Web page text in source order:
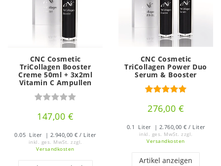
CNC Cosmetic
TriCollagen Booster
Creme 50ml + 3x2ml
Vitamin C Ampullen
147,00 €
0.05 Liter | 2.940,00 € / Liter
inkl. ges. MwSt. zzgl.
Versandkosten
CNC Cosmetic
TriCollagen Power Duo
Serum & Booster
276,00 €
0.1 Liter | 2.760,00 € / Liter
inkl. ges. MwSt. zzgl.
Versandkosten
Artikel anzeigen